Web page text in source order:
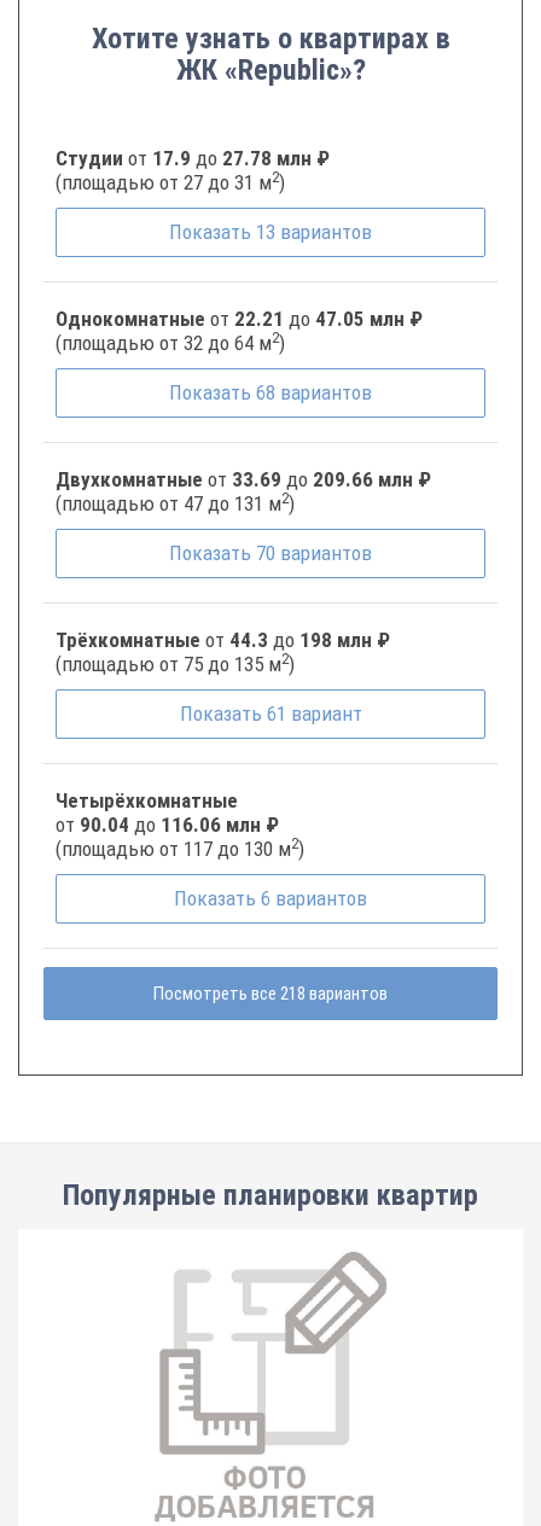
Хотите узнать о квартирах в
ЖК «Republic»?
Студии от 17.9 до 27.78 млн ₽
(площадью от 27 до 31 м2)
Показать 13 вариантов
Однокомнатные от 22.21 до 47.05 млн ₽
(площадью от 32 до 64 м2)
Показать 68 вариантов
Двухкомнатные от 33.69 до 209.66 млн ₽
(площадью от 47 до 131 м2)
Показать 70 вариантов
Трёхкомнатные от 44.3 до 198 млн ₽
(площадью от 75 до 135 м2)
Показать 61 вариант
Четырёхкомнатные
от 90.04 до 116.06 млн ₽
(площадью от 117 до 130 м2)
Показать 6 вариантов
Посмотреть все 218 вариантов
Популярные планировки квартир